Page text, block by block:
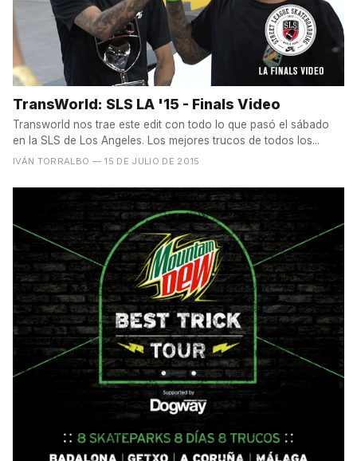
TransWorld: SLS LA '15 - Finals Video
Transworld nos trae este edit con todo lo que pasó el sábado
en la SLS de Los Angeles. Los mejores trucos de todos los...
IVÁN TORRALBO — 15 DE JULIO DE 2015